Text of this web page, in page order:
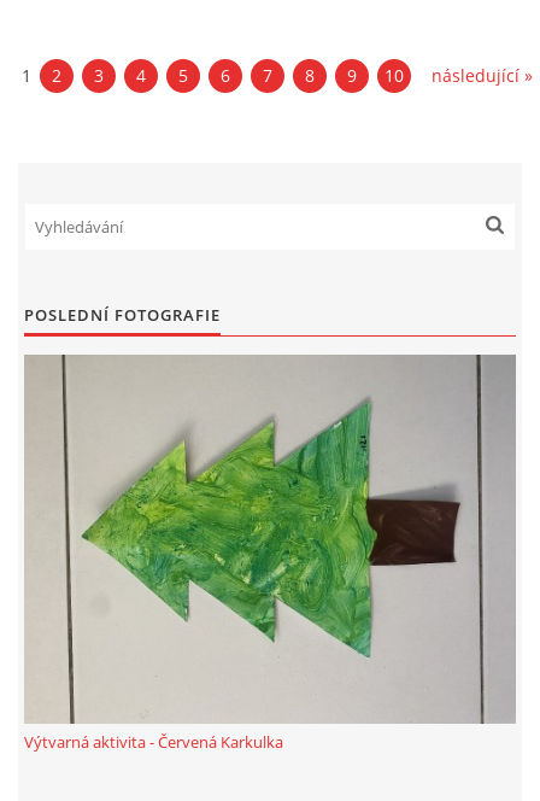
© 2026 eStránky.cz |RSS
1 2 3 4 5 6 7 8 9 10 následující »
POSLEDNÍ FOTOGRAFIE
Výtvarná aktivita - Červená Karkulka